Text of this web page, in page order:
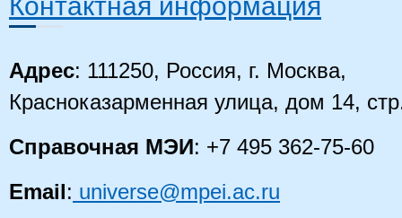
Адрес: 111250, Россия, г. Москва,
Красноказарменная улица, дом 14,
Справочная МЭИ: +7 495 362-75-60
Email: universe@mpei.ac.ru